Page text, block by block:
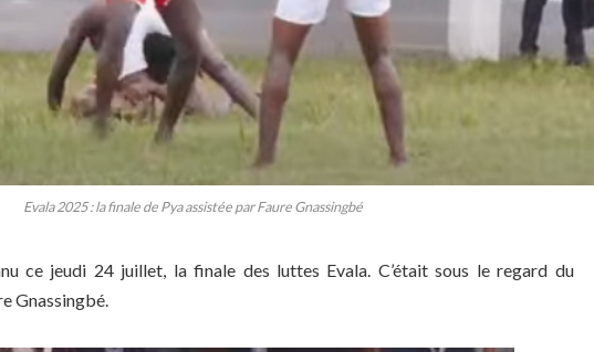
Evala 2025 : la finale de Pya assistée par Faure Gnassingbé
ce jeudi 24 juillet, la finale des luttes Evala. C’était sous le regard du
Gnassingbé.